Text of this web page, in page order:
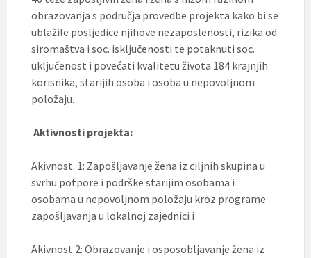
obrazovanja s područja provedbe projekta kako bi se
ublažile posljedice njihove nezaposlenosti, rizika od
siromaštva i soc. isključenosti te potaknuti soc.
uključenost i povećati kvalitetu života 184 krajnjih
korisnika, starijih osoba i osoba u nepovoljnom
položaju.
Aktivnosti projekta:
Akivnost. 1: Zapošljavanje žena iz ciljnih skupina u
svrhu potpore i podrške starijim osobama i
osobama u nepovoljnom položaju kroz programe
zapošljavanja u lokalnoj zajednici i
Akivnost 2: Obrazovanje i osposobljavanje žena iz